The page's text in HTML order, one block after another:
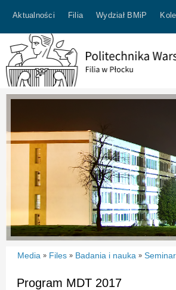
Aktualności Filia Wydział BMiP
Media » Files » Badania i nauka »
Program MDT 2017